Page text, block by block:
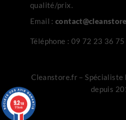
qualité/prix.
Email :
Téléphone : 09 72 23 36 75
Cleanstore.fr –
depuis
9.2/10
179 avis